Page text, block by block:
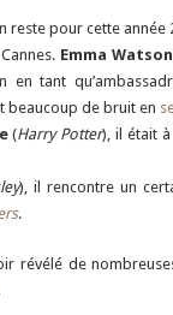
reste pour cette année
Emma Watson
tant
beaucoup de bruit en
(Harry Potter), il était
), il rencontre un
.
révélé de